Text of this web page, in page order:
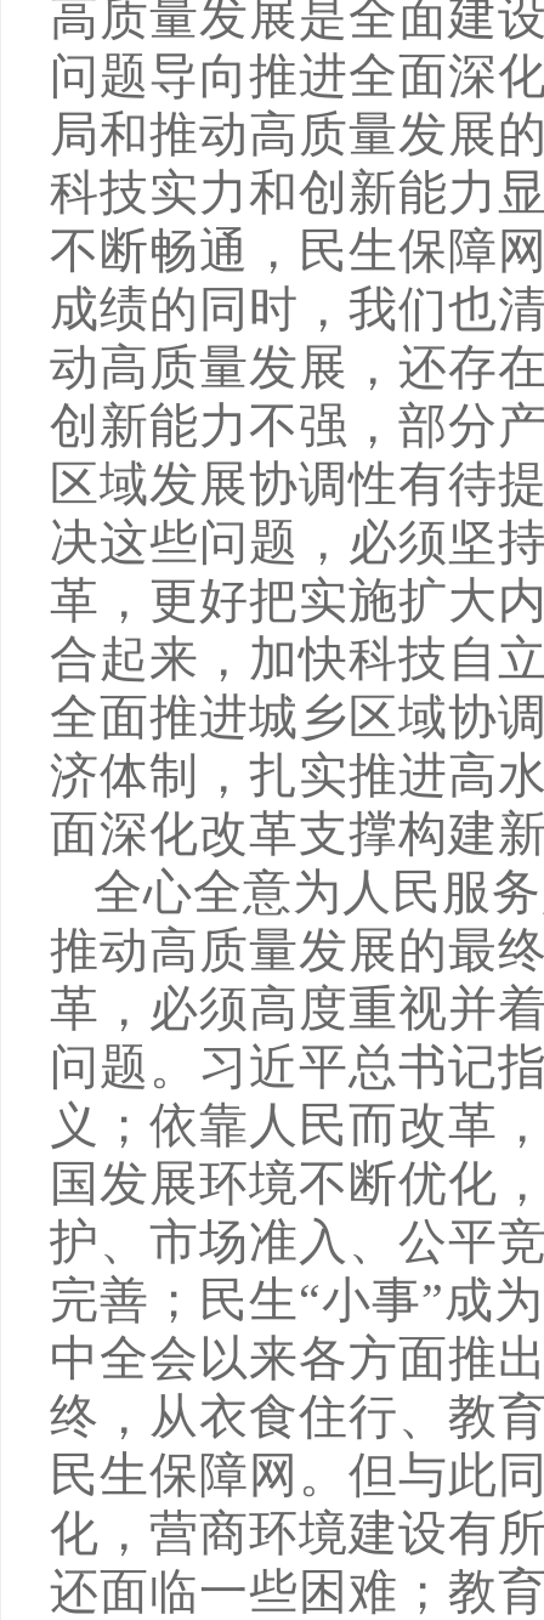
高质量发展是全面建
问题导向推进全面深
局和推动高质量发展
科技实力和创新能力
不断畅通，民生保障
成绩的同时，我们也
动高质量发展，还存
创新能力不强，部分
区域发展协调性有待
决这些问题，必须坚
革，更好把实施扩大
合起来，加快科技自
全面推进城乡区域协
济体制，扎实推进高
面深化改革支撑构建
全心全意为人民服
推动高质量发展的最
革，必须高度重视并
问题。习近平总书记
义；依靠人民而改革
国发展环境不断优化
护、市场准入、公平
完善；民生“小事”成
中全会以来各方面推
终，从衣食住行、教
民生保障网。但与此
化，营商环境建设有
还面临一些困难；教